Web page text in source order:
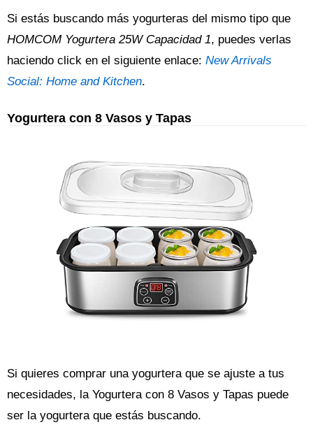
Si estás buscando más yogurteras del mismo tipo que
HOMCOM Yogurtera 25W Capacidad 1, puedes verlas
haciendo click en el siguiente enlace: New Arrivals
Social: Home and Kitchen.
Yogurtera con 8 Vasos y Tapas
Si quieres comprar una yogurtera que se ajuste a tus
necesidades, la Yogurtera con 8 Vasos y Tapas puede
ser la yogurtera que estás buscando.